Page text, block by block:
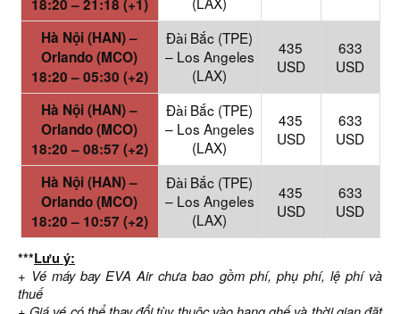
18:20 – 21:18 (+1)
Hà Nội (HAN) –
Orlando (MCO)
18:20 – 05:30 (+2)
Đài Bắc (TPE)
– Los Angeles
(LAX)
435
USD
633
USD
Hà Nội (HAN) –
Orlando (MCO)
18:20 – 08:57 (+2)
Đài Bắc (TPE)
– Los Angeles
(LAX)
435
USD
633
USD
Hà Nội (HAN) –
Orlando (MCO)
18:20 – 10:57 (+2)
Đài Bắc (TPE)
– Los Angeles
(LAX)
435
USD
633
USD
***Lưu ý:
+ Vé máy bay EVA Air chưa bao gồm phí, phụ phí, lệ phí và
thuế